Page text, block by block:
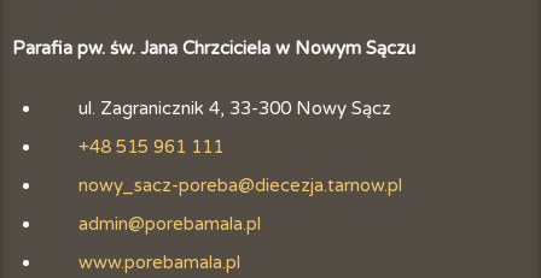
Parafia pw. św. Jana Chrzciciela w Nowym Sączu
ul. Zagranicznik 4, 33-300 Nowy Sącz
+48 515 961 111
nowy_sacz-poreba@diecezja.tarnow.pl
admin@porebamala.pl
www.porebamala.pl